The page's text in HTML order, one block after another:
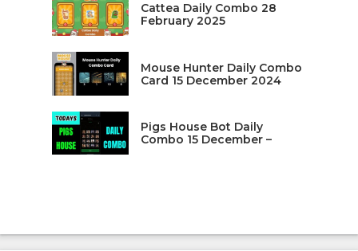
Cattea Daily Combo 28
February 2025
Mouse Hunter Daily Combo
Card 15 December 2024
Pigs House Bot Daily
Combo 15 December –